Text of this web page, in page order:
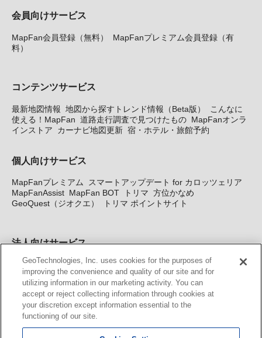
会員向けサービス
MapFan会員登録（無料）
MapFanプレミアム会員登録（有
料）
コンテンツサービス
最新地図情報 地図から探すトレンド情報（Beta版）
こんなに
使える！MapFan 道路走行調査で見つけたもの MapFanオンラ
インストア
カーナビ地図更新 宿・ホテル・旅館予約
個人向けサービス
MapFanプレミアム
スマートアップデート for カロッツェリア
MapFanAssist MapFan BOT トリマ 方位かなめ
GeoQuest（ジオクエ）
トリマ ポイントサイト
法人向けサービス
法人向け地図・位置情報サービス WEBサイト・システム向け地
図API Windows PC向け地図開発キット MapFan DB 住所確認
サービス
MAP WORLD+ トリマ広告 Geo-Research
カーナビ地図更新サービス
GeoTechnologies, Inc. uses cookies for the purposes of
improving the convenience and quality of our site and for
utilizing information in our marketing activity. You can
accept or reject collecting information through cookies at
your discretion except information essential to the
functioning of our site.